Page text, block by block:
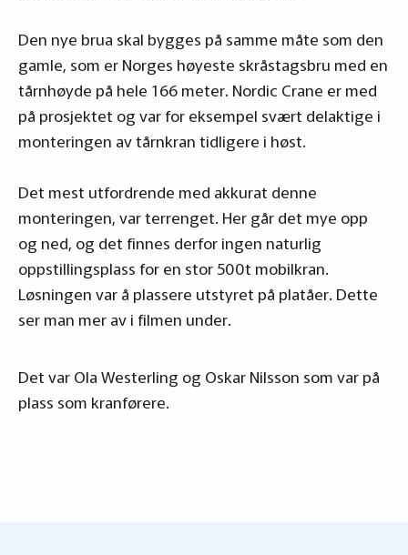
Den nye brua skal bygges på samme måte som den
gamle, som er Norges høyeste skråstagsbru med en
tårnhøyde på hele 166 meter. Nordic Crane er med
på prosjektet og var for eksempel svært delaktige i
monteringen av tårnkran tidligere i høst.
Det mest utfordrende med akkurat denne
monteringen, var terrenget. Her går det mye opp
og ned, og det finnes derfor ingen naturlig
oppstillingsplass for en stor 500t mobilkran.
Løsningen var å plassere utstyret på platåer. Dette
ser man mer av i filmen under.
Det var Ola Westerling og Oskar Nilsson som var på
plass som kranførere.